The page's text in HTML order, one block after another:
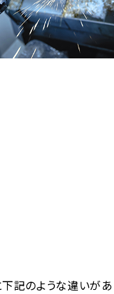
記のような違いがあ